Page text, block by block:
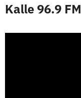
Kalle 96.9 FM